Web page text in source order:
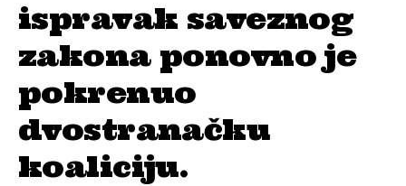
ispravak saveznog
zakona ponovno je
pokrenuo
dvostranačku
koaliciju.